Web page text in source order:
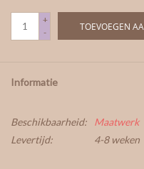
+
-
TOEVOEGEN
Informatie
Beschikbaarheid:
Maatwerk
Levertijd:
4-8 weken